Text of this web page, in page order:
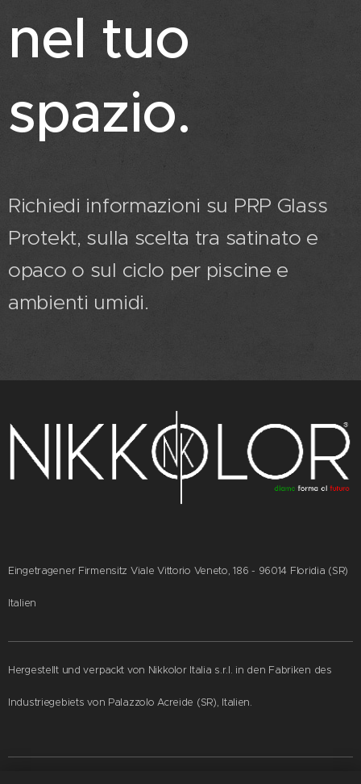
nel tuo
spazio.
Richiedi informazioni su PRP Glass
Protekt, sulla scelta tra satinato e
opaco o sul ciclo per piscine e
ambienti umidi.
Eingetragener Firmensitz Viale Vittorio Veneto, 186 - 96014 Floridia (SR)
Italien
Hergestellt und verpackt von Nikkolor Italia s.r.l. in den Fabriken des
Industriegebiets von Palazzolo Acreide (SR), Italien.